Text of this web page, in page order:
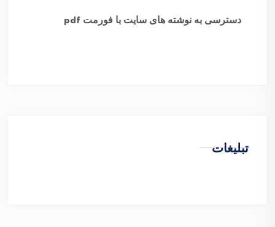
دسترسی به نوشته های سایت با فورمت pdf
تبلیغات